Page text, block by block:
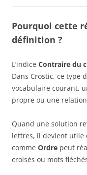
Pourquoi cette
définition ?
L’indice Contraire du
Dans Crostic, ce type
vocabulaire courant,
propre ou une
Quand une solution
lettres, il devient utile
comme Ordre peut
croisés ou mots